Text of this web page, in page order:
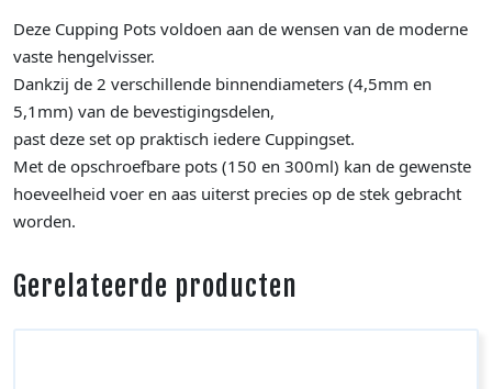
Deze Cupping Pots voldoen aan de wensen van de moderne
vaste hengelvisser.
Dankzij de 2 verschillende binnendiameters (4,5mm en
5,1mm) van de bevestigingsdelen,
past deze set op praktisch iedere Cuppingset.
Met de opschroefbare pots (150 en 300ml) kan de gewenste
hoeveelheid voer en aas uiterst precies op de stek gebracht
worden.
Gerelateerde producten